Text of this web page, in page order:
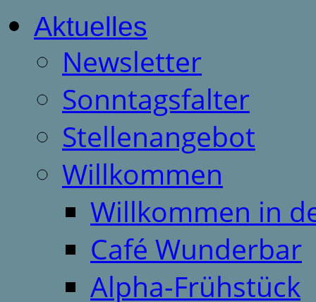
Aktuelles
Newsletter
Sonntagsfalter
Stellenangebot
Willkommen
Willkommen in
Café Wunderbar
Alpha-Frühstück